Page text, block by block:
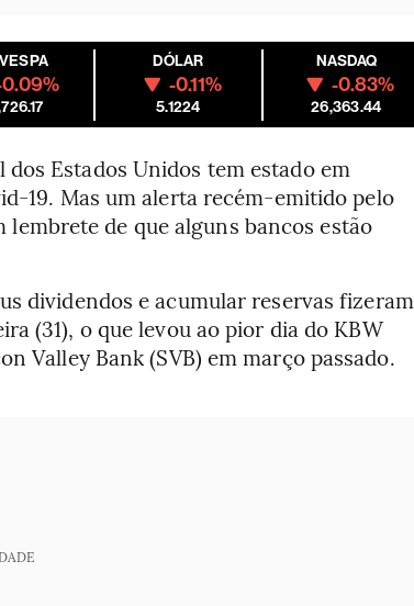
DÓLAR
-0.11%
5.1224
NASDAQ
-0.83%
26,363.44
Estados Unidos tem estado em
19. Mas um alerta recém-emitido pelo
de que alguns bancos estão
dividendos e acumular reservas fizeram
(31), o que levou ao pior dia do KBW
Valley Bank (SVB) em março passado.